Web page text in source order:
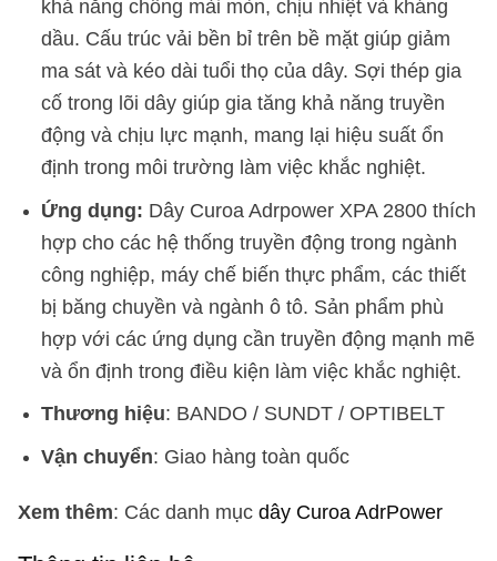
khả năng chống mài mòn, chịu nhiệt và kháng
dầu. Cấu trúc vải bền bỉ trên bề mặt giúp giảm
ma sát và kéo dài tuổi thọ của dây. Sợi thép gia
cố trong lõi dây giúp gia tăng khả năng truyền
động và chịu lực mạnh, mang lại hiệu suất ổn
định trong môi trường làm việc khắc nghiệt.
Ứng dụng: Dây Curoa Adrpower XPA 2800 thích
hợp cho các hệ thống truyền động trong ngành
công nghiệp, máy chế biến thực phẩm, các thiết
bị băng chuyền và ngành ô tô. Sản phẩm phù
hợp với các ứng dụng cần truyền động mạnh mẽ
và ổn định trong điều kiện làm việc khắc nghiệt.
Thương hiệu: BANDO / SUNDT / OPTIBELT
Vận chuyển: Giao hàng toàn quốc
Xem thêm: Các danh mục dây Curoa AdrPower